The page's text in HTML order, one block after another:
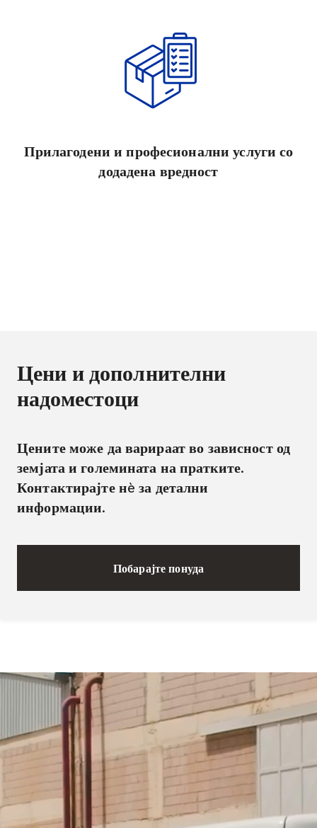
Прилагодени и професионални услуги со
додадена вредност
Цени и дополнителни
надоместоци
Цените може да варираат во зависност од
земјата и големината на пратките.
Контактирајте нè за детални
информации.
Побарајте понуда